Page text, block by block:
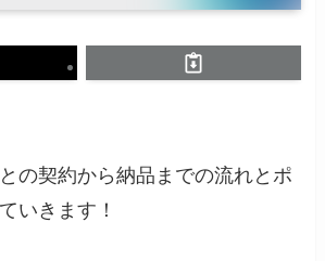
の契約から納品までの流れとポ
いきます！